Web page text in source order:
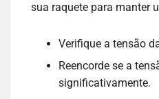
sua raquete para manter
Verifique a tensão
Reencorde se a
significativamente.